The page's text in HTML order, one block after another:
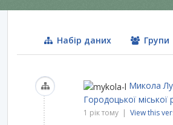
Набір даних Групи
Микола
Городоцької міської
1 рік тому | View this